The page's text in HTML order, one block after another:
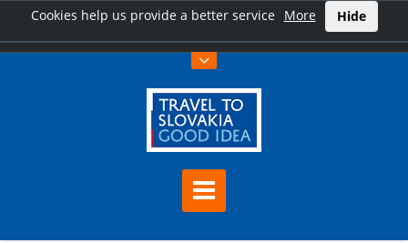
Cookies help us provide a better service More Hide